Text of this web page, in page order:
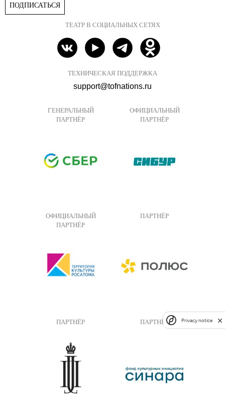
ПОДПИСАТЬСЯ
ТЕАТР В СОЦИАЛЬНЫХ СЕТЯХ
ТЕХНИЧЕСКАЯ ПОДДЕРЖКА
support@tofnations.ru
ГЕНЕРАЛЬНЫЙ
ПАРТНЁР
ОФИЦИАЛЬНЫЙ
ПАРТНЁР
ОФИЦИАЛЬНЫЙ
ПАРТНЁР
ПАРТНЁР
ПАРТНЁР ПАРТНЁР Privacy notice